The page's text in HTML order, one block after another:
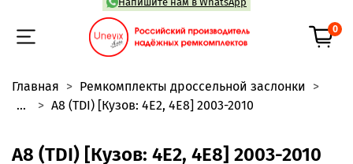
0
Главная
Ремкомплекты дроссельной заслонки
...
A8 (TDI) [Кузов: 4E2, 4E8] 2003-2010
A8 (TDI) [Кузов: 4E2, 4E8] 2003-2010